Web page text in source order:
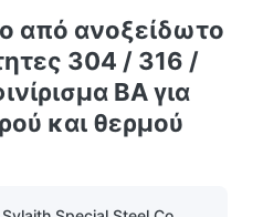
από ανοξείδωτο
304 / 316 /
BA για
και θερμού